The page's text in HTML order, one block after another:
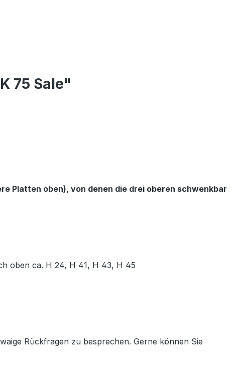
75 Sale"
Platten oben), von denen die drei oberen schwenkbar
oben ca. H 24, H 41, H 43, H 45
Rückfragen zu besprechen. Gerne können Sie